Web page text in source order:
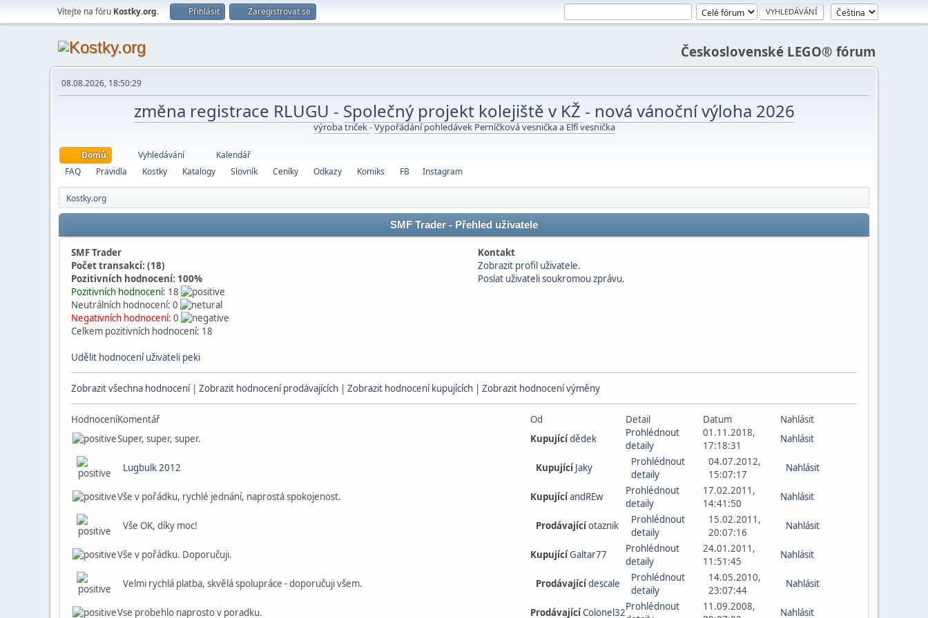
Vítejte na fóru Kostky.org. Přihlásit Zaregistrovat se
Československé LEGO® fórum
08.08.2026, 18:50:29
změna registrace RLUGU - Společný projekt kolejiště v KŽ - nová vánoční výloha 2026
výroba triček-Vypořádání pohledávek Perníčková vesnička a Elfí vesnička
Domů Vyhledávání
Kalendář
FAQ
Pravidla Kostky Katalogy Slovník Ceníky Odkazy Komiks FB Instagram
Kostky.org
SMF Trader - Přehled uživatele
SMF Trader
Kontakt
Počet transakcí: (18)
Zobrazit profil uživatele.
Pozitivních hodnocení: 100%
Poslat uživateli soukromou zprávu.
Pozitivních hodnocení: 18
Neutrálních hodnocení: 0
Negativních hodnocení: 0
Celkem pozitivních hodnocení: 18
Udělit hodnocení uživateli peki
Zobrazit všechna hodnocení| Zobrazit hodnocení prodávajících | Zobrazit hodnocení kupujících | Zobrazit hodnocení výměny
HodnoceníKomentář Od Detail Datum
Nahlásit
Super, super, super.
Kupujícídědek
Prohlédnout
detaily
01.11.2018,
17:18:31
Nahlásit
Lugbulk 2012 Kupující Jaky
Prohlédnout
detaily
04.07.2012,
15:07:17
Nahlásit
Vše v pořádku, rychlé jednání, naprostá spokojenost. KupujícíandREw
Prohlédnout
detaily
17.02.2011,
14:41:50
Nahlásit
Vše OK, díky moc! Prodávajícíotaznik
Prohlédnout
detaily
15.02.2011,
20:07:16
Nahlásit
Vše v pořádku. Doporučuji. KupujícíGaltar77
Prohlédnout
detaily
24.01.2011,
11:51:45
Nahlásit
Velmi rychlá platba, skvělá spolupráce - doporučuji všem. Prodávajícídescale
Prohlédnout
detaily
14.05.2010,
23:07:44
Nahlásit
Vse probehlo naprosto v poradku. ProdávajícíColonel32Prohlédnout
11.09.2008,
Nahlásit